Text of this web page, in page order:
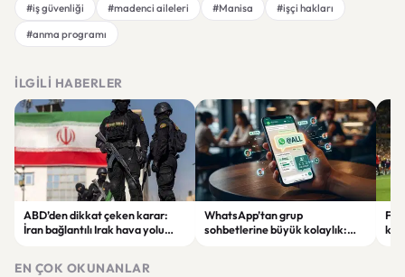
#iş güvenliği
#madenci aileleri #Manisa
#işçi hakları
#anma programı
İLGILI HABERLER
ABD’den dikkat çeken karar:
İran bağlantılı Irak hava yolu
WhatsApp’tan grup
sohbetlerine büyük kolaylık:
EN ÇOK OKUNANLAR